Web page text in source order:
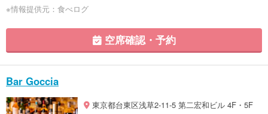
※情報提供元：食べログ
空席確認・予約
Bar Goccia
東京都台東区浅草2-11-5 第二宏和ビル 4F・5F